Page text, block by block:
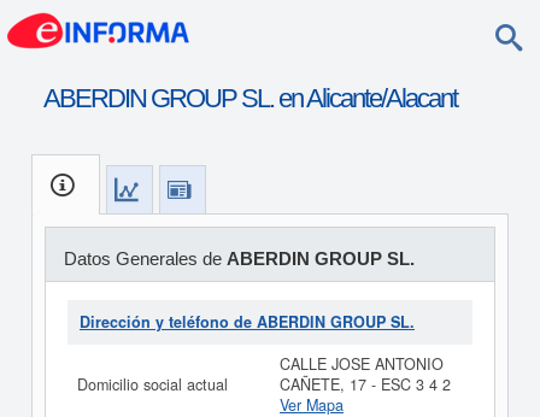
ABERDIN GROUP SL. en Alicante/Alacant
Datos Generales de ABERDIN GROUP SL.
Dirección y teléfono de ABERDIN GROUP SL.
Domicilio social actual
CALLE JOSE ANTONIO
CAÑETE, 17 - ESC 3 4 2
Ver Mapa